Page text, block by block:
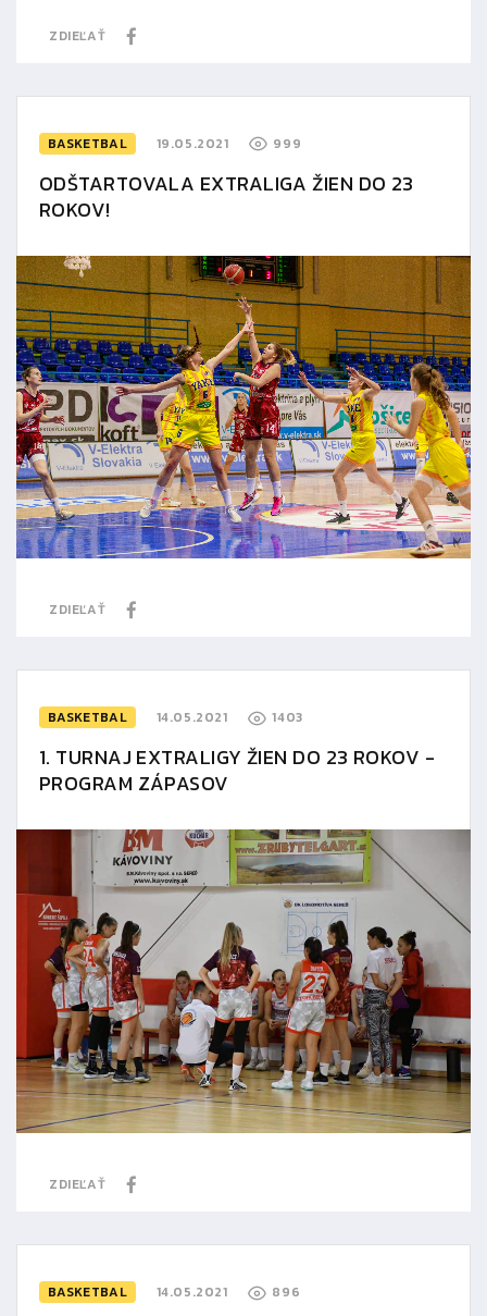
ZDIEĽAŤ
BASKETBAL 19.05.2021 999
ODŠTARTOVALA EXTRALIGA ŽIEN DO 23
ROKOV!
ZDIEĽAŤ
BASKETBAL 14.05.2021 1403
1. TURNAJ EXTRALIGY ŽIEN DO 23 ROKOV -
PROGRAM ZÁPASOV
ZDIEĽAŤ
BASKETBAL 14.05.2021 896